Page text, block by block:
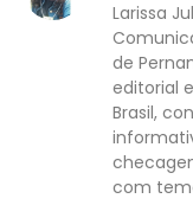
Larissa
de
editorial
Brasil,
com